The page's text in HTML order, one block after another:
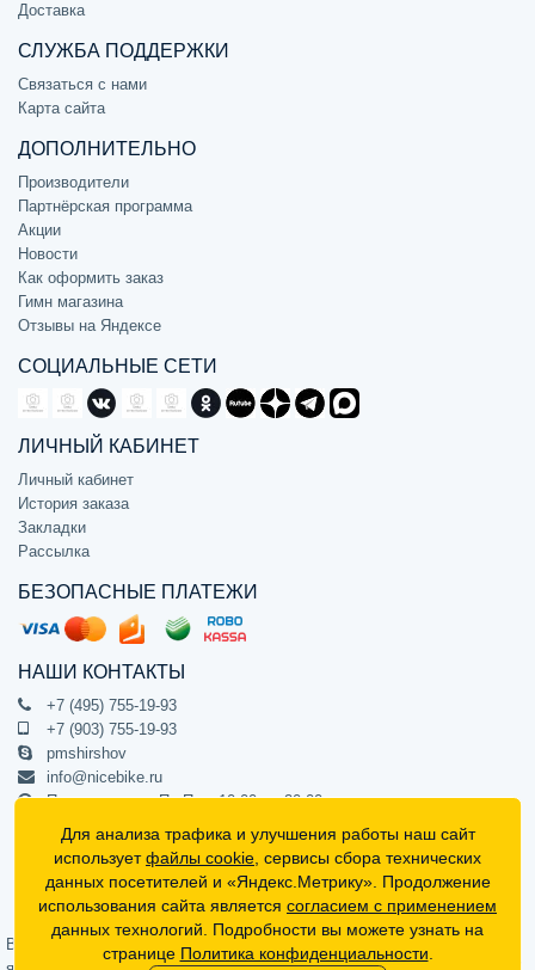
Доставка
СЛУЖБА ПОДДЕРЖКИ
Связаться с нами
Карта сайта
ДОПОЛНИТЕЛЬНО
Производители
Партнёрская программа
Акции
Новости
Как оформить заказ
Гимн магазина
Отзывы на Яндексе
СОЦИАЛЬНЫЕ СЕТИ
ЛИЧНЫЙ КАБИНЕТ
Личный кабинет
История заказа
Закладки
Рассылка
БЕЗОПАСНЫЕ ПЛАТЕЖИ
НАШИ КОНТАКТЫ
+7 (495) 755-19-93
+7 (903) 755-19-93
pmshirshov
info@nicebike.ru
Прием звонков Пн-Пт с 10:00 до 20:00
ПВЗ Пн-Пт с 10:00 до 20:00
г. Москва, ул. Барклая 13с1
подъезд 1, цокольный этаж, офис 1
Официальный интернет-магазин NiceBike © 2012 - 2026
Вся информация на сайте носит ознакомительный характер, не
Для анализа трафика и улучшения работы наш сайт
используетфайлы cookie , сервисы сбора технических
данных посетителей и «Яндекс.Метрику». Продолжение
использования сайта является согласием с применением
данных технологий. Подробности вы можете узнать на
странице Политика конфиденциальности